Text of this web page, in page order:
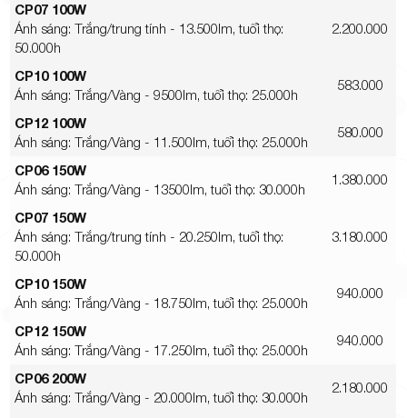
CP07 100W
Ánh sáng: Trắng/trung tính - 13.500lm, tuổi thọ:
50.000h
2.200.000
CP10 100W
Ánh sáng: Trắng/Vàng - 9500lm, tuổi thọ: 25.000h
583.000
CP12 100W
Ánh sáng: Trắng/Vàng - 11.500lm, tuổi thọ: 25.000h
580.000
CP06 150W
Ánh sáng: Trắng/Vàng - 13500lm, tuổi thọ: 30.000h
1.380.000
CP07 150W
Ánh sáng: Trắng/trung tính - 20.250lm, tuổi thọ:
50.000h
3.180.000
CP10 150W
Ánh sáng: Trắng/Vàng - 18.750lm, tuổi thọ: 25.000h
940.000
CP12 150W
Ánh sáng: Trắng/Vàng - 17.250lm, tuổi thọ: 25.000h
940.000
CP06 200W
Ánh sáng: Trắng/Vàng - 20.000lm, tuổi thọ: 30.000h
2.180.000